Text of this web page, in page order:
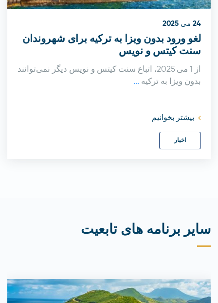
24 می 2025
لغو ورود بدون ویزا به ترکیه برای شهروندان
سنت‌ کیتس و نویس
از 1 می 2025، اتباع سنت کیتس و نویس دیگر نمی‌توانند
بدون ویزا به ترکیه ...
بیشتر بخوانیم
اخبار
سایر برنامه های تابعیت